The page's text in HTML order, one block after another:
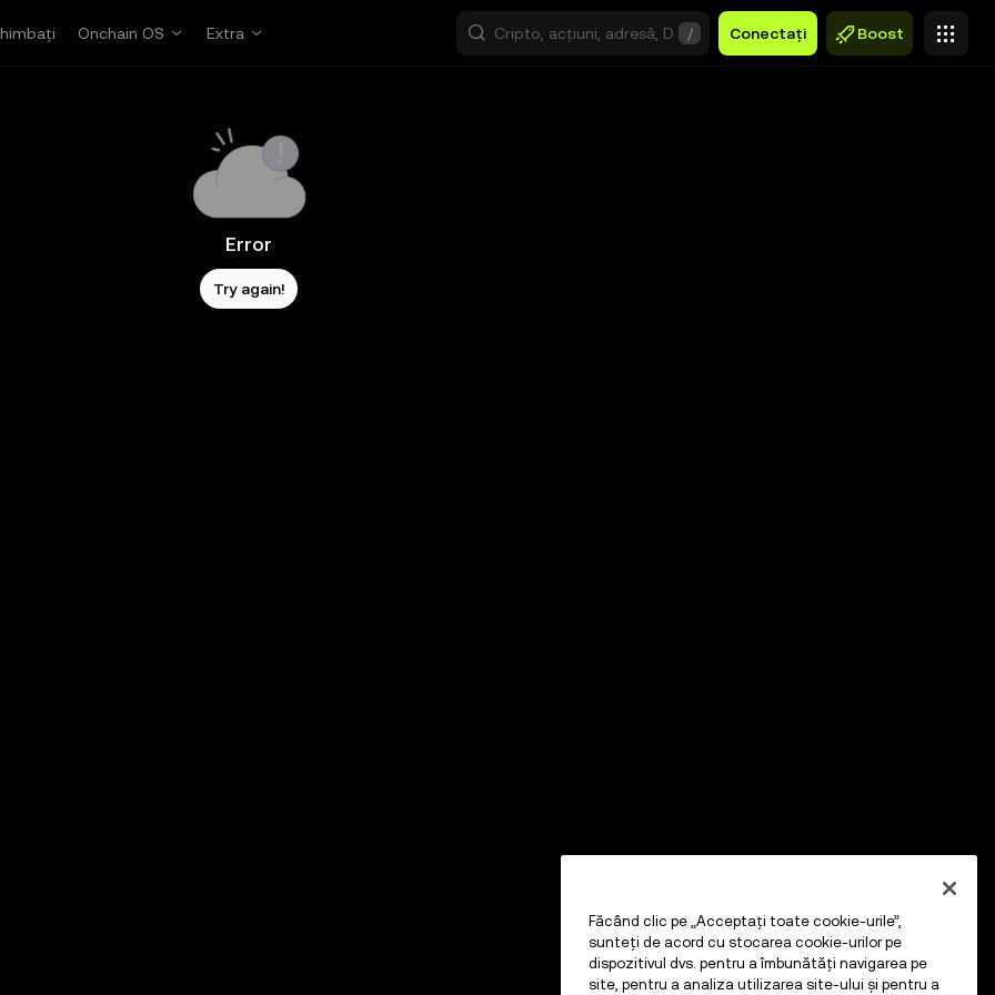
Onchain OS Extra / Conectați Boost
Error
Try again!
Făcând clic pe „Acceptați toate cookie-urile”,
sunteți de acord cu stocarea cookie-urilor pe
dispozitivul dvs. pentru a îmbunătăți navigarea pe
site, pentru a analiza utilizarea site-ului și pentru a